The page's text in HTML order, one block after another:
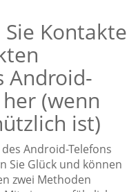
Kontakte
Android-
(wenn
ist)
Android-Telefons
Sie Glück und können
zwei Methoden